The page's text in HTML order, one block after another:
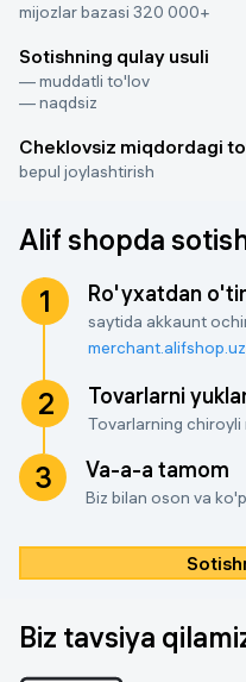
mijozlar bazasi 320 000+
Sotishning qulay usuli
— muddatli to'lov
— naqdsiz
Cheklovsiz miqdordagi
bepul joylashtirish
Alif shopda
1
Ro'yxatdan
saytida akkaunt
merchant.alifshop.uz
2 Tovarlarni
Tovarlarning
3 Va-a-a tamom
Biz bilan oson va
Biz tavsiya